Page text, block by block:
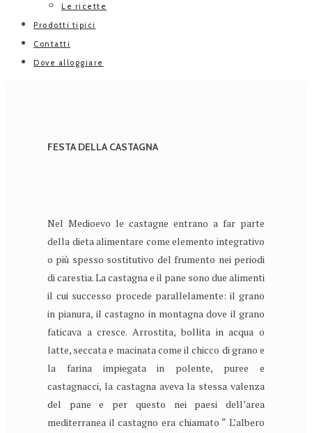
Le ricette
Prodotti tipici
Contatti
Dove alloggiare
FESTA DELLA CASTAGNA
Nel Medioevo le castagne entrano a far parte
della dieta alimentare come elemento integrativo
o più spesso sostitutivo del frumento nei periodi
di carestia. La castagna e il pane sono due alimenti
il cui successo procede parallelamente: il grano
in pianura, il castagno in montagna dove il grano
faticava a cresce. Arrostita, bollita in acqua o
latte, seccata e macinata come il chicco di grano e
la farina impiegata in polente, puree e
castagnacci, la castagna aveva la stessa valenza
del pane e per questo nei paesi dell’area
mediterranea il castagno era chiamato “ L’albero